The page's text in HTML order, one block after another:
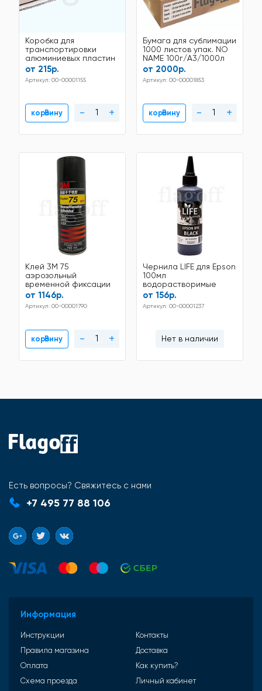
Коробка для
транспортировки
алюминиевых пластин
для сублимации
от 215р.
Артикул: 00-00001155
В корзину - +
Бумага для сублимации
1000 листов упак. NO
NAME 100г/A3/1000л
от 2000р.
Артикул: 00-00001853
В корзину - +
Клей 3М 75
аэрозольный
временной фиксации
от 1146р.
Артикул: 00-00001790
В корзину - +
Чернила LIFE для Epson
100мл
водорастворимые
Black
от 156р.
Артикул: 00-00001237
Нет в наличии
Есть вопросы? Свяжитесь с нами
+7 495 77 88 106
Информация
Инструкции
Контакты
Правила магазина
Доставка
Оплата
Как купить?
Схема проезда
Личный кабинет